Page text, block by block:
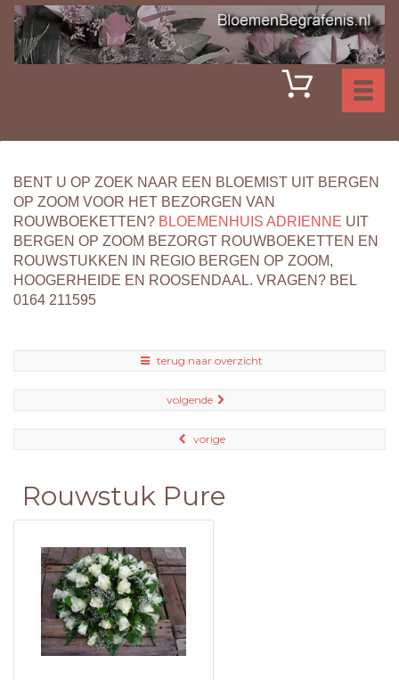
BENT U OP ZOEK NAAR EEN BLOEMIST UIT BERGEN
OP ZOOM VOOR HET BEZORGEN VAN
ROUWBOEKETTEN? BLOEMENHUIS ADRIENNE UIT
BERGEN OP ZOOM BEZORGT ROUWBOEKETTEN EN
ROUWSTUKKEN IN REGIO BERGEN OP ZOOM,
HOOGERHEIDE EN ROOSENDAAL. VRAGEN? BEL
0164 211595
terug naar overzicht
volgende
vorige
Rouwstuk Pure